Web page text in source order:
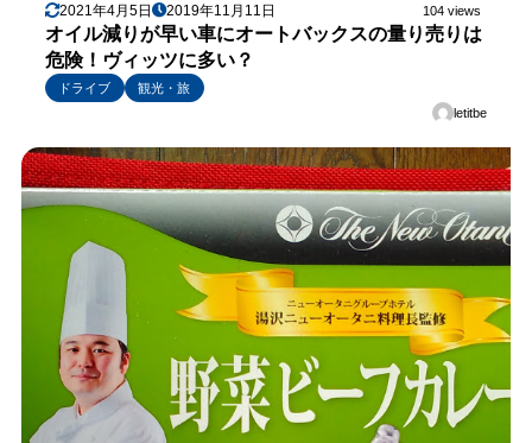
2021年4月5日 2019年11月11日 104 views
オイル減りが早い車にオートバックスの量り売りは
危険！ヴィッツに多い？
ドライブ
観光・旅
letitbe